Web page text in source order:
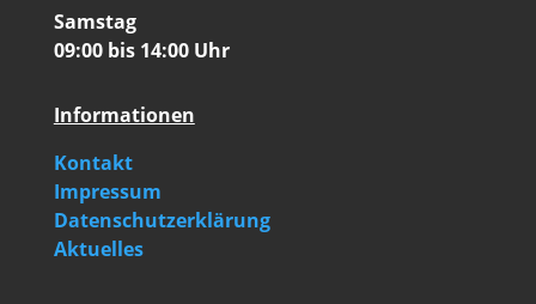
Samstag
09:00 bis 14:00 Uhr
Informationen
Kontakt
Impressum
Datenschutzerklärung
Aktuelles